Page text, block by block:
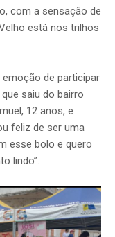
com a sensação de
está nos trilhos
de participar
saiu do bairro
12 anos, e
feliz de ser uma
esse bolo e quero
lindo”.